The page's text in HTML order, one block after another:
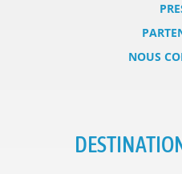
NOUS